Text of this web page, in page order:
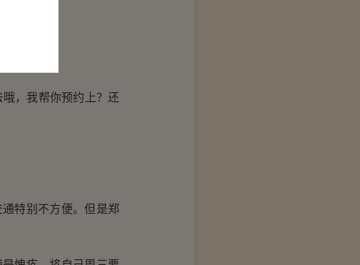
，我帮你预约上？还
特别不方便。但是郑